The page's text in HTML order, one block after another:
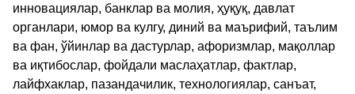
инновациялар, банклар ва молия, ҳуқуқ, давлат
органлари, юмор ва кулгу, диний ва маърифий, таълим
ва фан, ўйинлар ва дастурлар, афоризмлар, мақоллар
ва иқтибослар, фойдали маслаҳатлар, фактлар,
лайфхаклар, пазандачилик, технологиялар, санъат,